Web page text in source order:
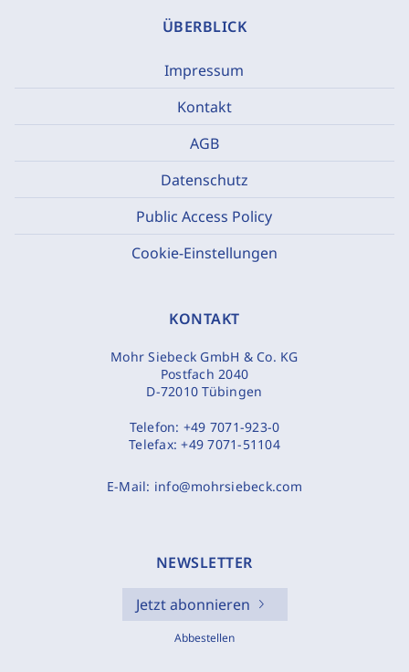
ÜBERBLICK
Impressum
Kontakt
AGB
Datenschutz
Public Access Policy
Cookie-Einstellungen
KONTAKT
Mohr Siebeck GmbH & Co. KG
Postfach 2040
D-72010 Tübingen
Telefon: +49 7071-923-0
Telefax:+49 7071-51104
E-Mail: info@mohrsiebeck.com
NEWSLETTER
Jetzt abonnieren
Abbestellen